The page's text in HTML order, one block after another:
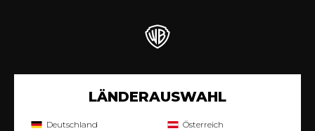
LÄNDERAUSWAHL
Deutschland Österreich